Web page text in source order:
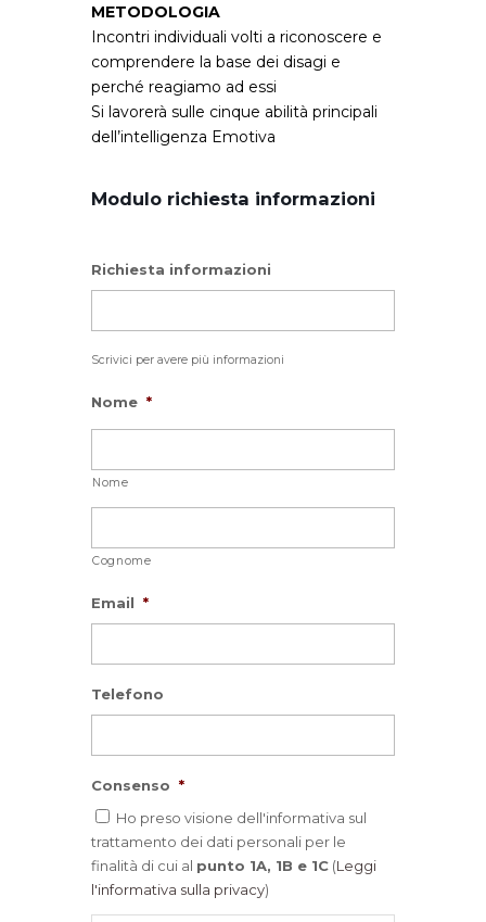
METODOLOGIA
Incontri individuali volti a riconoscere e
comprendere la base dei disagi e
perché reagiamo ad essi
Si lavorerà sulle cinque abilità principali
dell’intelligenza Emotiva
Modulo richiesta informazioni
Richiesta informazioni
Scrivici per avere più informazioni
Nome *
Nome
Cognome
Email *
Telefono
Consenso *
Ho preso visione dell'informativa sul
trattamento dei dati personali per le
finalità di cui al punto 1A, 1B e 1C (Leggi
l'informativa sulla privacy)